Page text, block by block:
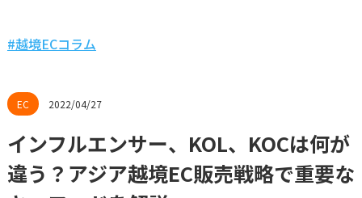
2022/04/27
越境ECコラム
インフルエンサー、KOL、KOCは何が
違う？アジア越境EC販売戦略で重要な